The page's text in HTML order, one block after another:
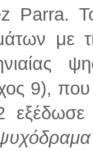
Parra.
με
9),